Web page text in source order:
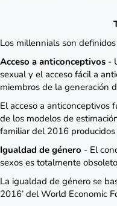
Los millennials son
Acceso a anticonceptivos -
sexual y el acceso fácil a
miembros de la generación
El acceso a anticonceptivos
de los modelos de
familiar del 2016
Igualdad de género - El
sexos es totalmente
La igualdad de género se
2016’ del World Economic